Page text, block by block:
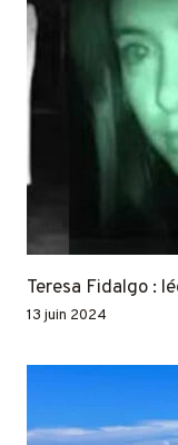
Teresa Fidalgo :
13 juin 2024